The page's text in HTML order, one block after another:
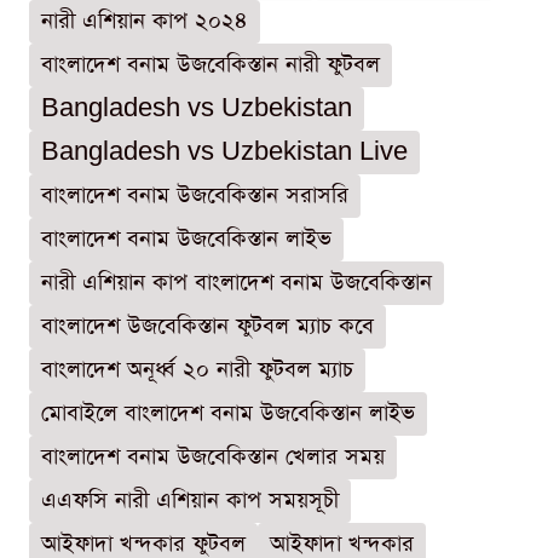
নারী এশিয়ান কাপ ২০২৪
বাংলাদেশ বনাম উজবেকিস্তান নারী ফুটবল
Bangladesh vs Uzbekistan
Bangladesh vs Uzbekistan Live
বাংলাদেশ বনাম উজবেকিস্তান সরাসরি
বাংলাদেশ বনাম উজবেকিস্তান লাইভ
নারী এশিয়ান কাপ বাংলাদেশ বনাম উজবেকিস্তান
বাংলাদেশ উজবেকিস্তান ফুটবল ম্যাচ কবে
বাংলাদেশ অনূর্ধ্ব ২০ নারী ফুটবল ম্যাচ
মোবাইলে বাংলাদেশ বনাম উজবেকিস্তান লাইভ
বাংলাদেশ বনাম উজবেকিস্তান খেলার সময়
এএফসি নারী এশিয়ান কাপ সময়সূচী
আইফাদা খন্দকার ফুটবল
আইফাদা খন্দকার